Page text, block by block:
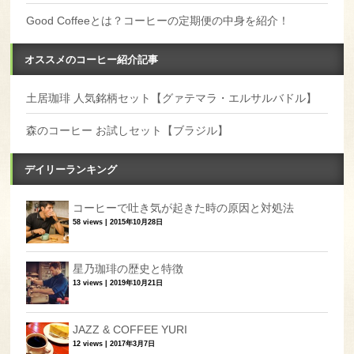
Good Coffeeとは？コーヒーの定期便の中身を紹介！
オススメのコーヒー紹介記事
土居珈琲 人気銘柄セット【グァテマラ・エルサルバドル】
森のコーヒー お試しセット【ブラジル】
デイリーランキング
コーヒーで吐き気が起きた時の原因と対処法
58 views |2015年10月28日
星乃珈琲の歴史と特徴
13 views |2019年10月21日
JAZZ & COFFEE YURI
12 views |2017年3月7日